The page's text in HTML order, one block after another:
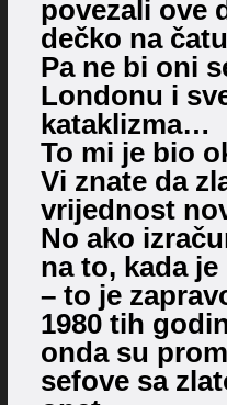
povezali ove
dečko na
Pa ne bi oni
Londonu i
kataklizma…
To mi je bio
Vi znate da
vrijednost
No ako
na to, kada
– to je
1980 tih
onda su
sefove sa